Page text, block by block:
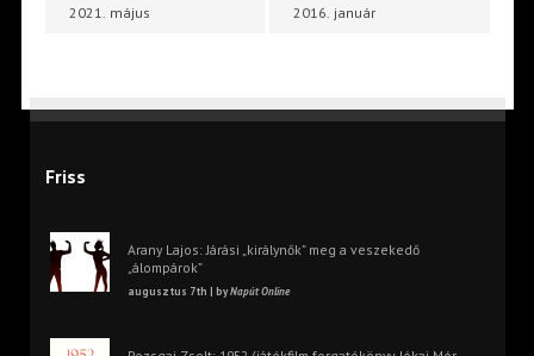
2021. május 2016. január
Friss
Arany Lajos: Járási „királynők” meg a veszekedő
„álompárok”
augusztus 7th | byNapút Online